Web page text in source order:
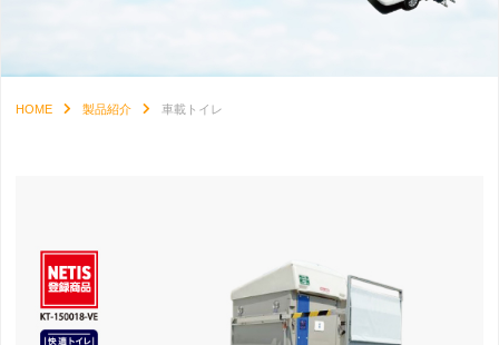
HOME 製品紹介 ⾞載トイレ